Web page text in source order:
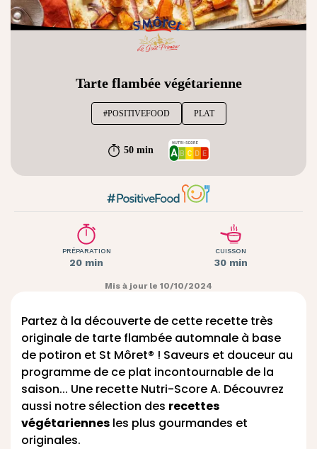
Tarte flambée végétarienne
#POSITIVEFOOD PLAT
50 min
PRÉPARATION
20 min
CUISSON
30 min
Mis à jour le 10/10/2024
Partez à la découverte de cette recette très
originale de tarte flambée automnale à base
de potiron et St Môret® ! Saveurs et douceur au
programme de ce plat incontournable de la
saison... Une recette Nutri-Score A. Découvrez
aussi notre sélection des recettes
végétariennes les plus gourmandes et
originales.